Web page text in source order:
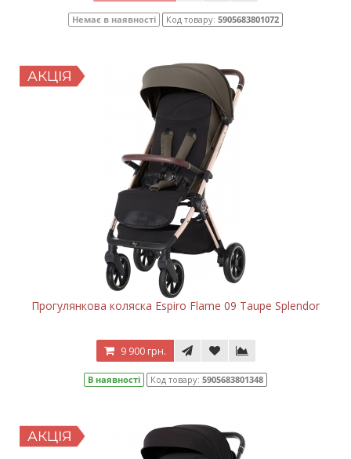
Немає в наявності Код товару: 5905683801072
Прогулянкова коляска Espiro Flame 09 Taupe Splendor
9 900 грн.
В наявності Код товару: 5905683801348